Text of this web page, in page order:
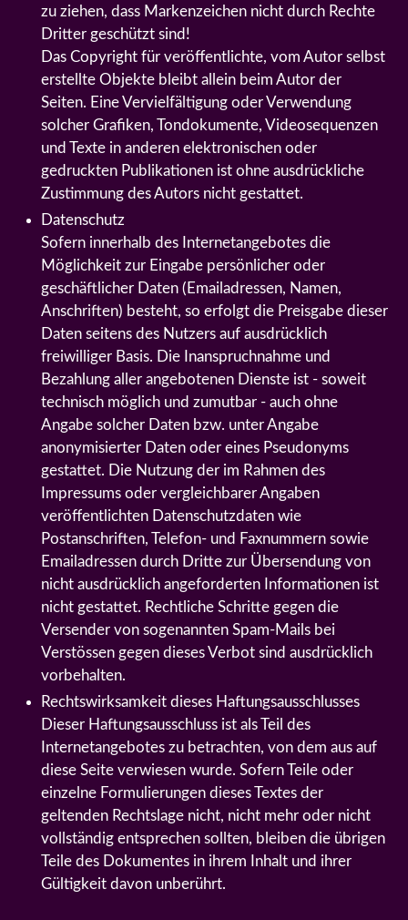
zu ziehen, dass Markenzeichen nicht durch Rechte
Dritter geschützt sind!
Das Copyright für veröffentlichte, vom Autor selbst
erstellte Objekte bleibt allein beim Autor der
Seiten. Eine Vervielfältigung oder Verwendung
solcher Grafiken, Tondokumente, Videosequenzen
und Texte in anderen elektronischen oder
gedruckten Publikationen ist ohne ausdrückliche
Zustimmung des Autors nicht gestattet.
Datenschutz
Sofern innerhalb des Internetangebotes die
Möglichkeit zur Eingabe persönlicher oder
geschäftlicher Daten (Emailadressen, Namen,
Anschriften) besteht, so erfolgt die Preisgabe dieser
Daten seitens des Nutzers auf ausdrücklich
freiwilliger Basis. Die Inanspruchnahme und
Bezahlung aller angebotenen Dienste ist - soweit
technisch möglich und zumutbar - auch ohne
Angabe solcher Daten bzw. unter Angabe
anonymisierter Daten oder eines Pseudonyms
gestattet. Die Nutzung der im Rahmen des
Impressums oder vergleichbarer Angaben
veröffentlichten Datenschutzdaten wie
Postanschriften, Telefon- und Faxnummern sowie
Emailadressen durch Dritte zur Übersendung von
nicht ausdrücklich angeforderten Informationen ist
nicht gestattet. Rechtliche Schritte gegen die
Versender von sogenannten Spam-Mails bei
Verstössen gegen dieses Verbot sind ausdrücklich
vorbehalten.
Rechtswirksamkeit dieses Haftungsausschlusses
Dieser Haftungsausschluss ist als Teil des
Internetangebotes zu betrachten, von dem aus auf
diese Seite verwiesen wurde. Sofern Teile oder
einzelne Formulierungen dieses Textes der
geltenden Rechtslage nicht, nicht mehr oder nicht
vollständig entsprechen sollten, bleiben die übrigen
Teile des Dokumentes in ihrem Inhalt und ihrer
Gültigkeit davon unberührt.